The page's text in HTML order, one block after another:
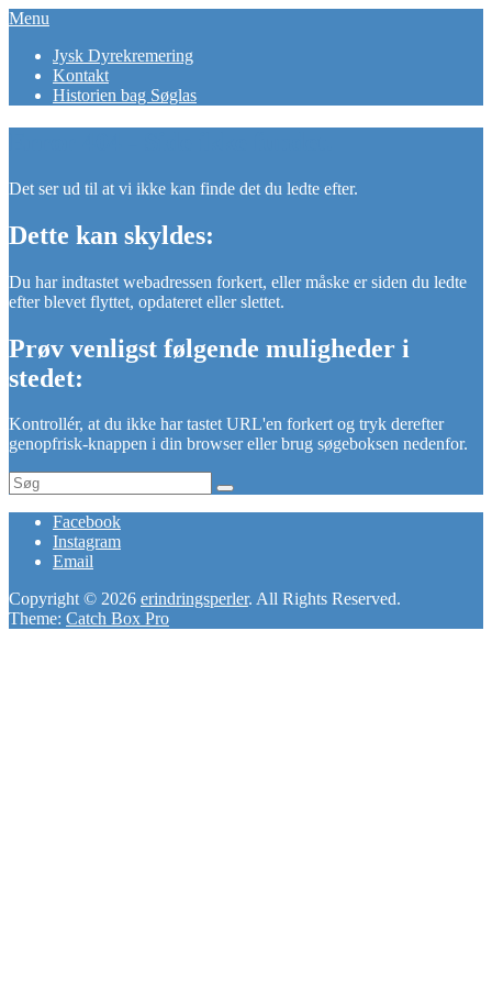
Skip
content
Menu
Primær
menu
Jysk Dyrekremering
Kontakt
Historien bag Søglas
Det ser ud til at vi ikke kan finde det du ledte efter.
Dette kan skyldes:
Du har indtastet webadressen forkert, eller måske er siden du ledte
efter blevet flyttet, opdateret eller slettet.
Prøv venligst følgende muligheder i
stedet:
Kontrollér, at du ikke har tastet URL'en forkert og tryk derefter
genopfrisk-knappen i din browser eller brug søgeboksen nedenfor.
Search
for:
Search
Facebook
Instagram
Email
Copyright © 2026 erindringsperler. All Rights Reserved.
Theme: Catch Box Pro